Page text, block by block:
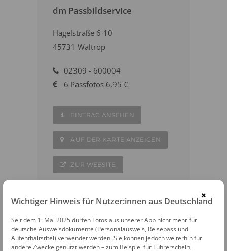
dm Passbildservice
Hagelstraße 6-10
45731 Waltrop
02309 - 600004
6 Passfotos 6,95 €
EINTRAG ANSEHEN
AUF DER KARTE ANZEIGEN
ZUR WEBSITE
WEITERE FOTOAUTOMATEN IN DER
NÄHE
×
Wichtiger Hinweis für Nutzer:innen aus Deutschland
Seit dem 1. Mai 2025 dürfen Fotos aus unserer App nicht mehr für
deutsche Ausweisdokumente (Personalausweis, Reisepass und
Aufenthaltstitel) verwendet werden. Sie können jedoch weiterhin für
andere Zwecke genutzt werden – zum Beispiel für Führerschein,